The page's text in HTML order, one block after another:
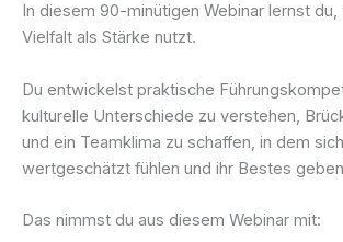
In diesem 90-minütigen Webinar lernst
Vielfalt als Stärke nutzt.
Du entwickelst praktische
kulturelle Unterschiede zu verstehen,
und ein Teamklima zu schaffen, in dem
wertgeschätzt fühlen und ihr Bestes
Das nimmst du aus diesem Webinar mit: